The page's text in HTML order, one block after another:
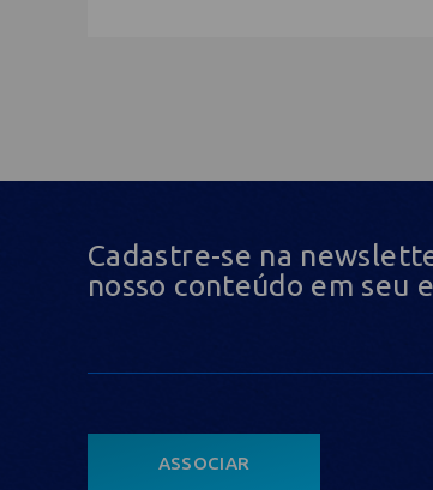
Cadastre-se na
nosso conteúdo em seu
ASSOCIAR